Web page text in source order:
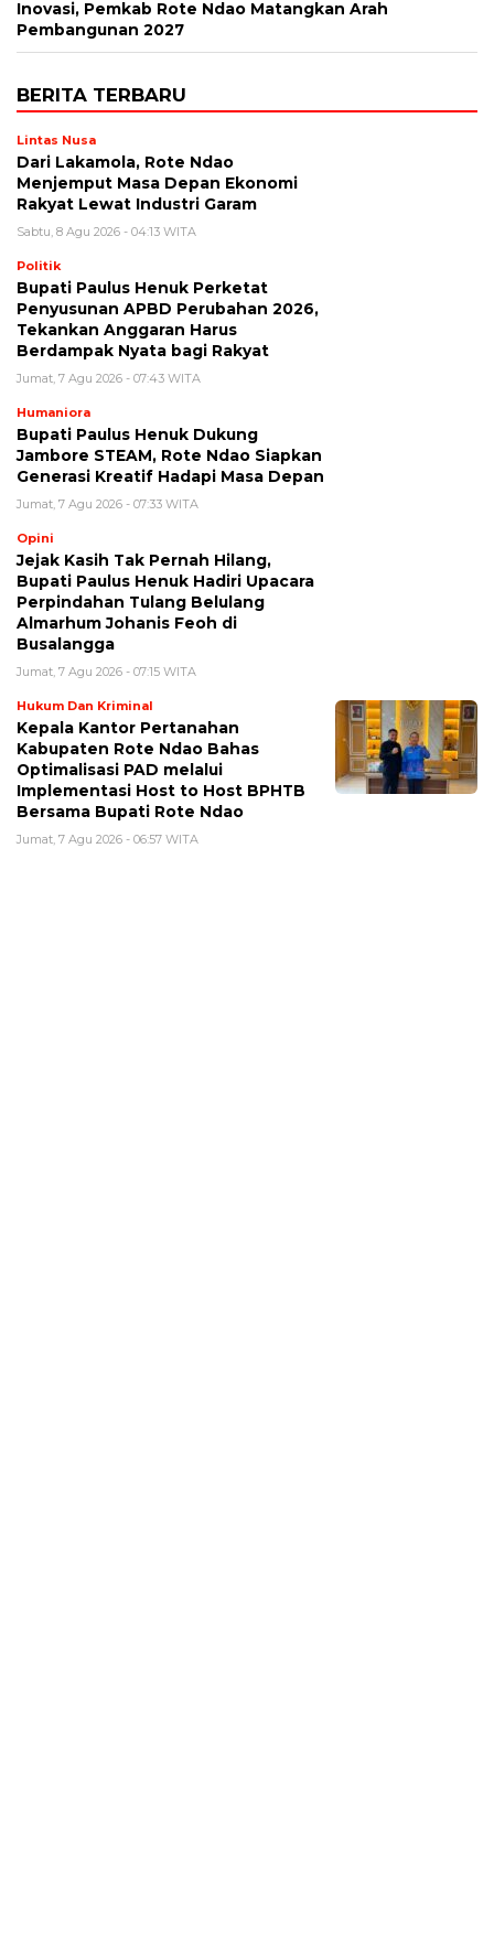
Inovasi, Pemkab Rote Ndao Matangkan Arah
Pembangunan 2027
BERITA TERBARU
Lintas Nusa
Dari Lakamola, Rote Ndao
Menjemput Masa Depan Ekonomi
Rakyat Lewat Industri Garam
Sabtu, 8 Agu 2026 - 04:13 WITA
Politik
Bupati Paulus Henuk Perketat
Penyusunan APBD Perubahan 2026,
Tekankan Anggaran Harus
Berdampak Nyata bagi Rakyat
Jumat, 7 Agu 2026 - 07:43 WITA
Humaniora
Bupati Paulus Henuk Dukung
Jambore STEAM, Rote Ndao Siapkan
Generasi Kreatif Hadapi Masa Depan
Jumat, 7 Agu 2026 - 07:33 WITA
Opini
Jejak Kasih Tak Pernah Hilang,
Bupati Paulus Henuk Hadiri Upacara
Perpindahan Tulang Belulang
Almarhum Johanis Feoh di
Busalangga
Jumat, 7 Agu 2026 - 07:15 WITA
Hukum Dan Kriminal
Kepala Kantor Pertanahan
Kabupaten Rote Ndao Bahas
Optimalisasi PAD melalui
Implementasi Host to Host BPHTB
Bersama Bupati Rote Ndao
Jumat, 7 Agu 2026 - 06:57 WITA